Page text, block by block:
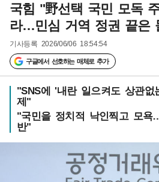
국힘 "野선택 국민 모독
라…민심 거역 정권 끝은
기사등록 2026/06/06 18:54:54
구글에서 선호하는 매체로 추가
"SNS에 '내란 일으켜도 상관
제"
"국민을 정치적 낙인찍고 모욕
반"